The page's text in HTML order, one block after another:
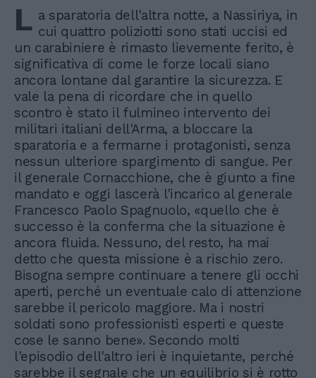
L a sparatoria dell'altra notte, a Nassiriya, in
cui quattro poliziotti sono stati uccisi ed
un carabiniere è rimasto lievemente ferito, è
significativa di come le forze locali siano
ancora lontane dal garantire la sicurezza. E
vale la pena di ricordare che in quello
scontro è stato il fulmineo intervento dei
militari italiani dell'Arma, a bloccare la
sparatoria e a fermarne i protagonisti, senza
nessun ulteriore spargimento di sangue. Per
il generale Cornacchione, che è giunto a fine
mandato e oggi lascerà l'incarico al generale
Francesco Paolo Spagnuolo, «quello che è
successo è la conferma che la situazione è
ancora fluida. Nessuno, del resto, ha mai
detto che questa missione è a rischio zero.
Bisogna sempre continuare a tenere gli occhi
aperti, perché un eventuale calo di attenzione
sarebbe il pericolo maggiore. Ma i nostri
soldati sono professionisti esperti e queste
cose le sanno bene». Secondo molti
l'episodio dell'altro ieri è inquietante, perché
sarebbe il segnale che un equilibrio si è rotto